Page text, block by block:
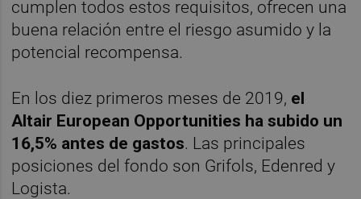
cumplen todos estos requisitos, ofrecen una
buena relación entre el riesgo asumido y la
potencial recompensa.
En los diez primeros meses de 2019, el
Altair European Opportunities ha subido un
16,5% antes de gastos. Las principales
posiciones del fondo son Grifols, Edenred y
Logista.